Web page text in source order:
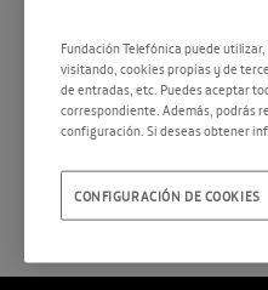
Vuelve a ver
Fundación Telefónica puede
visitando, cookies propias y de
de entradas, etc. Puedes aceptar
correspondiente. Además, podrás
configuración. Si deseas obtener
CONFIGURACIÓN DE COOKIES